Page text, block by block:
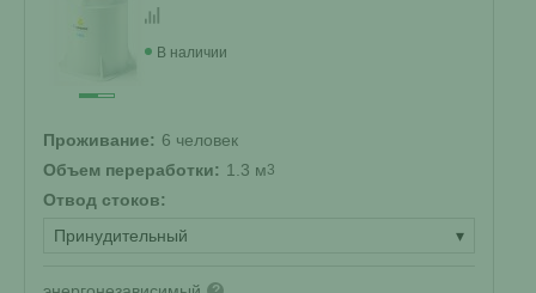
В наличии
Проживание: 6 человек
Объем переработки: 1.3 м3
Отвод стоков:
Принудительный
▾